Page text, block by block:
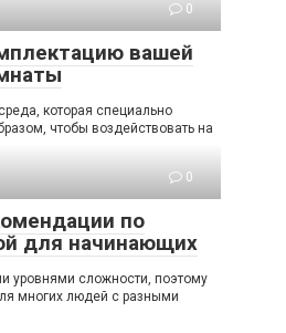
0
вашей
которая специально
чтобы воздействовать на
0
по
для начинающих
уровнями сложности, поэтому
многих людей с разными